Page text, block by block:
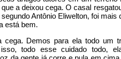
a deixou cega. O casal
Antônio Eliwelton, foi mais
está bem.
cega. Demos para ela todo um
todo esse cuidado todo,